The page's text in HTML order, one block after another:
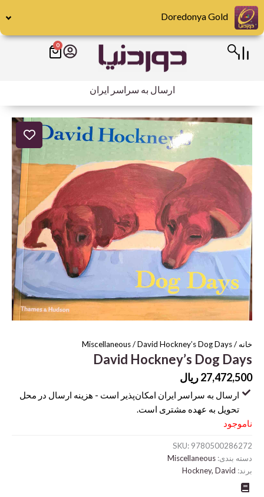
پرش
به
محتوا
0
سبد
ارسال به سراسر ایران
خانه /
Miscellaneous/ David Hockney’s Dog Days
David Hockney’s Dog Days
27,472,500ریال
ارسال به سراسر ایران امکان‌پذیر است - هزینه ارسال در محل
تحویل به عهده مشتری است.
ناموجود
SKU: 9780500286272
دسته بندی: Miscellaneous
برند: Hockney, David